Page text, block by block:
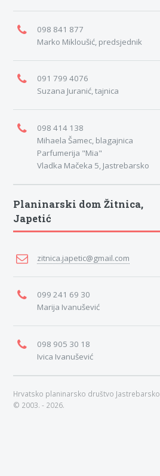
098 841 877
Marko Mikloušić, predsjednik
091 799 4076
Suzana Juranić, tajnica
098 414 138
Mihaela Šamec, blagajnica
Parfumerija "Mia"
Vladka Mačeka 5, Jastrebarsko
Planinarski dom Žitnica,
Japetić
zitnica.japetic@gmail.com
099 241 69 30
Marija Ivanušević
098 905 30 18
Ivica Ivanušević
Hrvatsko planinarsko društvo Jastrebarsko
© 2003. - 2026.